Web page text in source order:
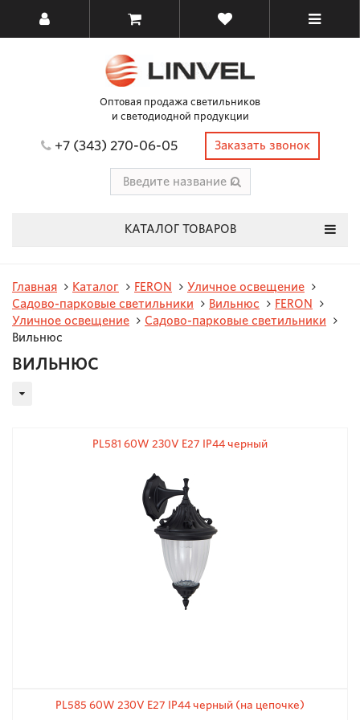
Оптовая продажа светильников
и светодиодной продукции
+7 (343) 270-06-05 Заказать звонок
КАТАЛОГ ТОВАРОВ
Главная Каталог FERON
Уличное освещение
Садово-парковые светильники
Вильнюс
FERON
Уличное освещение
Садово-парковые светильники
Вильнюс
ВИЛЬНЮС
PL581 60W 230V E27 IP44 черный
PL585 60W 230V E27 IP44 черный (на цепочке)